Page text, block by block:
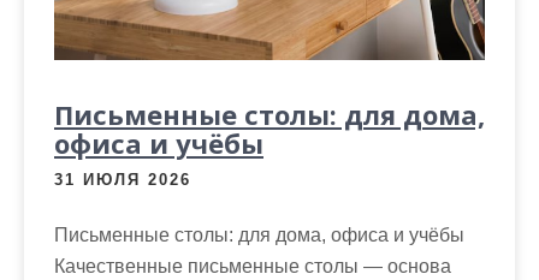
Письменные столы: для дома,
офиса и учёбы
31 ИЮЛЯ 2026
Письменные столы: для дома, офиса и учёбы
Качественные письменные столы — основа